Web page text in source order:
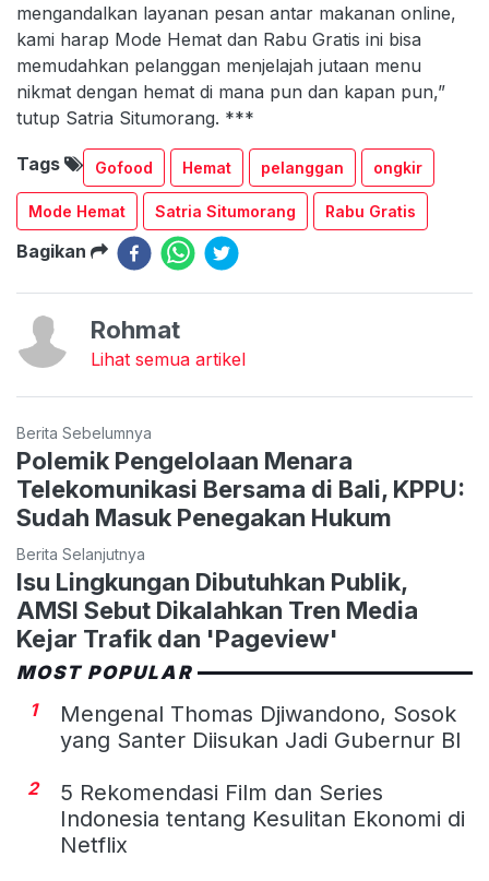
mengandalkan layanan pesan antar makanan online,
kami harap Mode Hemat dan Rabu Gratis ini bisa
memudahkan pelanggan menjelajah jutaan menu
nikmat dengan hemat di mana pun dan kapan pun,”
tutup Satria Situmorang. ***
Tags Gofood Hemat pelanggan ongkir
Mode Hemat Satria Situmorang Rabu Gratis
Bagikan
Rohmat
Lihat semua artikel
Berita Sebelumnya
Polemik Pengelolaan Menara
Telekomunikasi Bersama di Bali, KPPU:
Sudah Masuk Penegakan Hukum
Berita Selanjutnya
Isu Lingkungan Dibutuhkan Publik,
AMSI Sebut Dikalahkan Tren Media
Kejar Trafik dan 'Pageview'
MOST POPULAR
1
Mengenal Thomas Djiwandono, Sosok
yang Santer Diisukan Jadi Gubernur BI
2
5 Rekomendasi Film dan Series
Indonesia tentang Kesulitan Ekonomi di
Netflix